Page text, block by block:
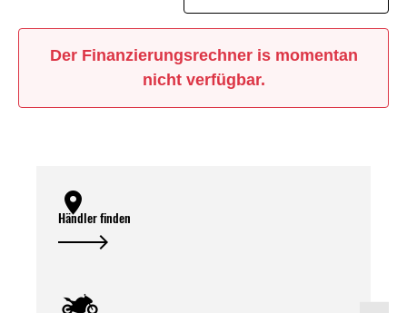
Der Finanzierungsrechner is momentan
nicht verfügbar.
Händler finden